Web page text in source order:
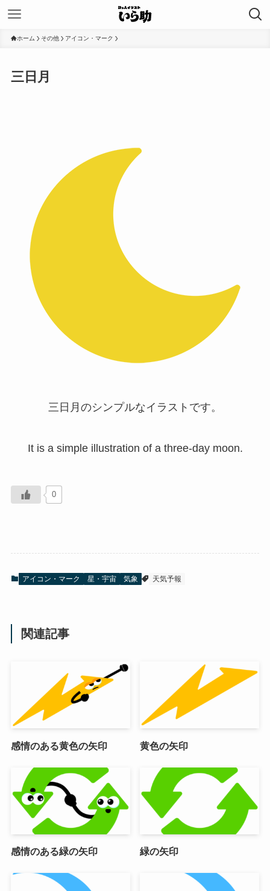
ホーム その他 アイコン・マーク
三日月
三日月のシンプルなイラストです。
It is a simple illustration of a three-day moon.
0
アイコン・マーク 星・宇宙 気象 天気予報
関連記事
感情のある黄色の矢印 黄色の矢印
感情のある緑の矢印 緑の矢印